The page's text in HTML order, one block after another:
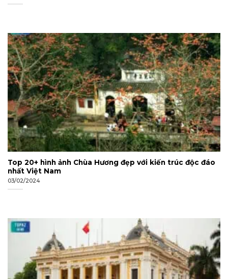
Top 20+ hình ảnh Chùa Hương đẹp với kiến trúc độc đáo
nhất Việt Nam
03/02/2024